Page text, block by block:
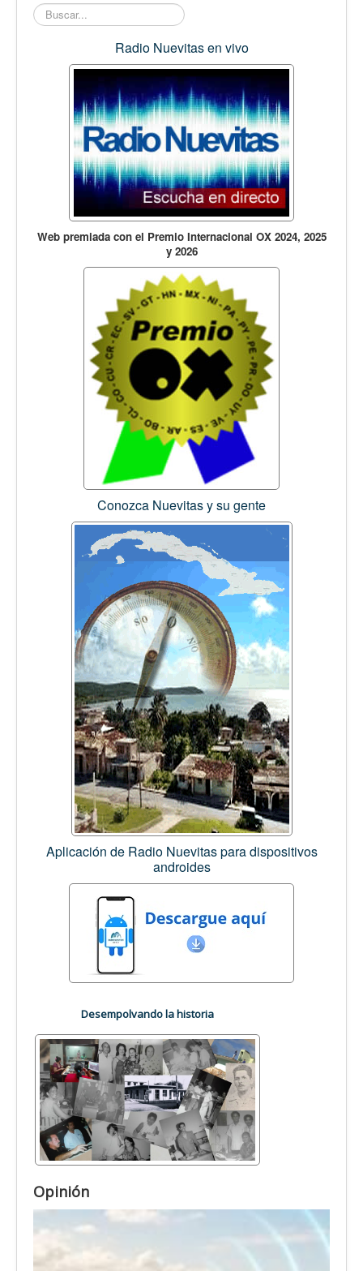
Buscar...
Radio Nuevitas en vivo
Web premiada con el Premio Internacional OX 2024, 2025
y 2026
Conozca Nuevitas y su gente
Aplicación de Radio Nuevitas para dispositivos
androides
Desempolvando la historia
Opinión